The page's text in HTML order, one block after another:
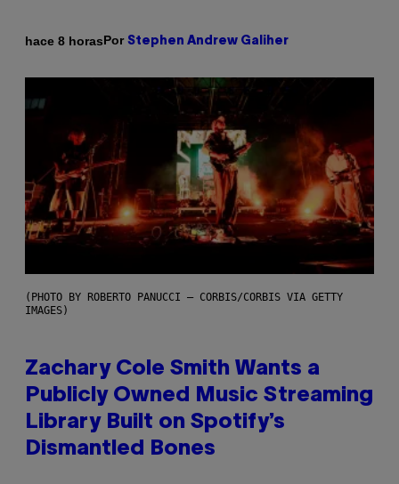
hace 8 horasPor Stephen Andrew Galiher
(PHOTO BY ROBERTO PANUCCI – CORBIS/CORBIS VIA GETTY
IMAGES)
Zachary Cole Smith Wants a
Publicly Owned Music Streaming
Library Built on Spotify’s
Dismantled Bones